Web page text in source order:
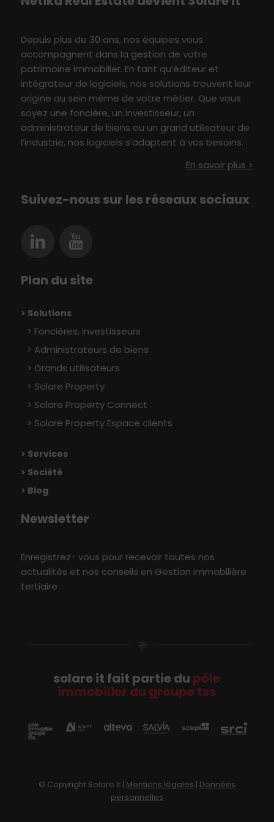
Depuis plus de 30 ans, nos équipes vous
accompagnent dans la gestion de votre
patrimoine immobilier. En tant qu’éditeur et
intégrateur de logiciels, nos solutions trouvent leur
origine au sein même de votre métier. Que vous
soyez une foncière, un investisseur, un
administrateur de biens ou un grand utilisateur de
l’industrie, nos logiciels s’adaptent à vos besoins.
En savoir plus >
Suivez-nous sur les réseaux sociaux
Plan du site
> Solutions
Foncières, Investisseurs
Administrateurs de biens
Grands utilisateurs
Solare Property
Solare Property Connect
Solare Property Espace clients
> Services
> Société
> Blog
Newsletter
Enregistrez- vous pour recevoir toutes nos
actualités et nos conseils en Gestion immobilière
tertiaire
solare it fait partie du pôle
immobilier du groupe tss
© Copyright Solare it | Mentions légales | Données
personnelles